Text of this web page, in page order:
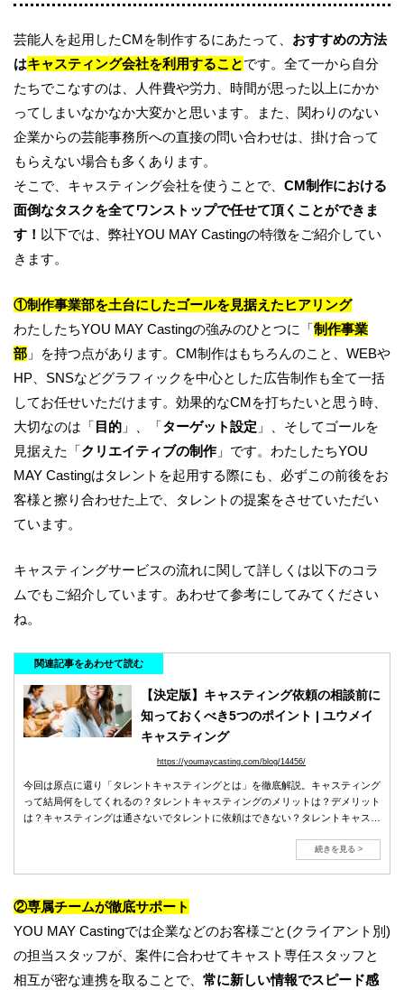
芸能人を起用したCMを制作するにあたって、 おすすめの方法
はキャスティング会社を利用することです。全て一から自分
たちでこなすのは、人件費や労力、時間が思った以上にかか
ってしまいなかなか大変かと思います。また、関わりのない
企業からの芸能事務所への直接の問い合わせは、掛け合って
もらえない場合も多くあります。
そこで、キャスティング会社を使うことで、 CM制作における
面倒なタスクを全てワンストップで任せて頂くことができま
す！ 以下では、弊社YOU MAY Castingの特徴をご紹介してい
きます。
①制作事業部を土台にしたゴールを見据えたヒアリング
わたしたちYOU MAY Castingの強みのひとつに「制作事業
部 」を持つ点があります。CM制作はもちろんのこと、WEBや
HP、SNSなどグラフィックを中心とした広告制作も全て一括
してお任せいただけます。効果的なCMを打ちたいと思う時、
大切なのは「 目的 」、「ターゲット設定 」、そしてゴールを
見据えた「クリエイティブの制作 」です。わたしたちYOU
MAY Castingはタレントを起用する際にも、必ずこの前後をお
客様と擦り合わせた上で、タレントの提案をさせていただい
ています。
キャスティングサービスの流れに関して詳しくは以下のコラ
ムでもご紹介しています。あわせて参考にしてみてください
ね。
関連記事をあわせて読む
【決定版】キャスティング依頼の相談前に
知っておくべき5つのポイント | ユウメイ
キャスティング
https://youmaycasting.com/blog/14456/
今回は原点に還り「タレントキャスティングとは」を徹底解説。キャスティング
って結局何をしてくれるの？タレントキャスティングのメリットは？デメリット
は？キャスティングは通さないでタレントに依頼はできない？タレントキャステ
続きを見る >
②専属チームが徹底サポート
YOU MAY Castingでは企業などのお客様ごと(クライアント別)
の担当スタッフが、案件に合わせてキャスト専任スタッフと
相互が密な連携を取ることで、 常に新しい情報でスピード感